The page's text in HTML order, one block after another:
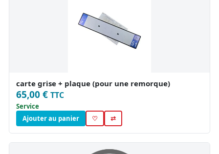
carte grise + plaque (pour une remorque)
65,00 € TTC
Service
Ajouter au panier
♡ ⇄